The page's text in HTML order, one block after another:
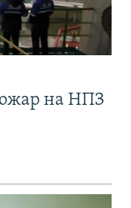
на НПЗ